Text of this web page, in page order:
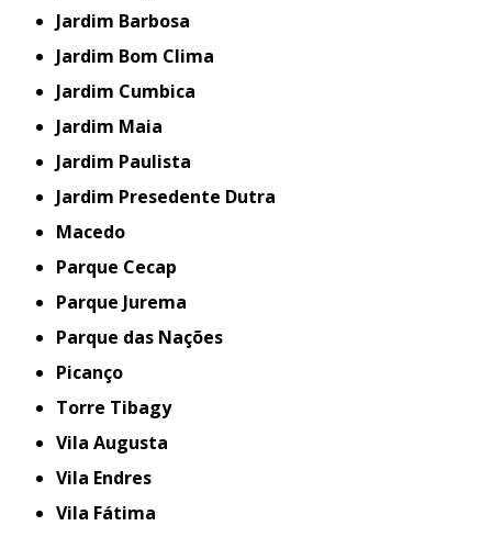
Jardim Barbosa
Jardim Bom Clima
Jardim Cumbica
Jardim Maia
Jardim Paulista
Jardim Presedente Dutra
Macedo
Parque Cecap
Parque Jurema
Parque das Nações
Picanço
Torre Tibagy
Vila Augusta
Vila Endres
Vila Fátima